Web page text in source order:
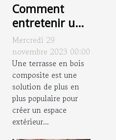
Comment
entretenir une
terrasse en
bois
composite
pour assurer
sa durabilité ?
Mercredi 29
novembre 2023 00:00
Une terrasse en bois
composite est une
solution de plus en
plus populaire pour
créer un espace
extérieur...